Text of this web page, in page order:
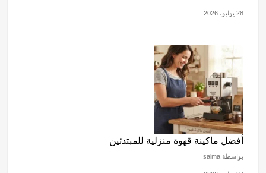
28 يوليو، 2026
أفضل ماكينة قهوة منزلية للمبتدئين
بواسطة salma